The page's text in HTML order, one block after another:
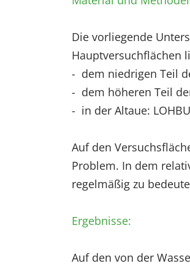
Die vorliegende
Hauptversuchflächen
- dem niedrigen Teil
- dem höheren Teil
- in der Altaue:
Auf den
Problem. In dem
regelmäßig zu
Ergebnisse:
Auf den von der
Dieser Cookie speichert die
Optionen des Benutzers
Um Inhalte von Videoplattformen
Plattformen anzeigen zu können,
diesen externen Medien Cookies